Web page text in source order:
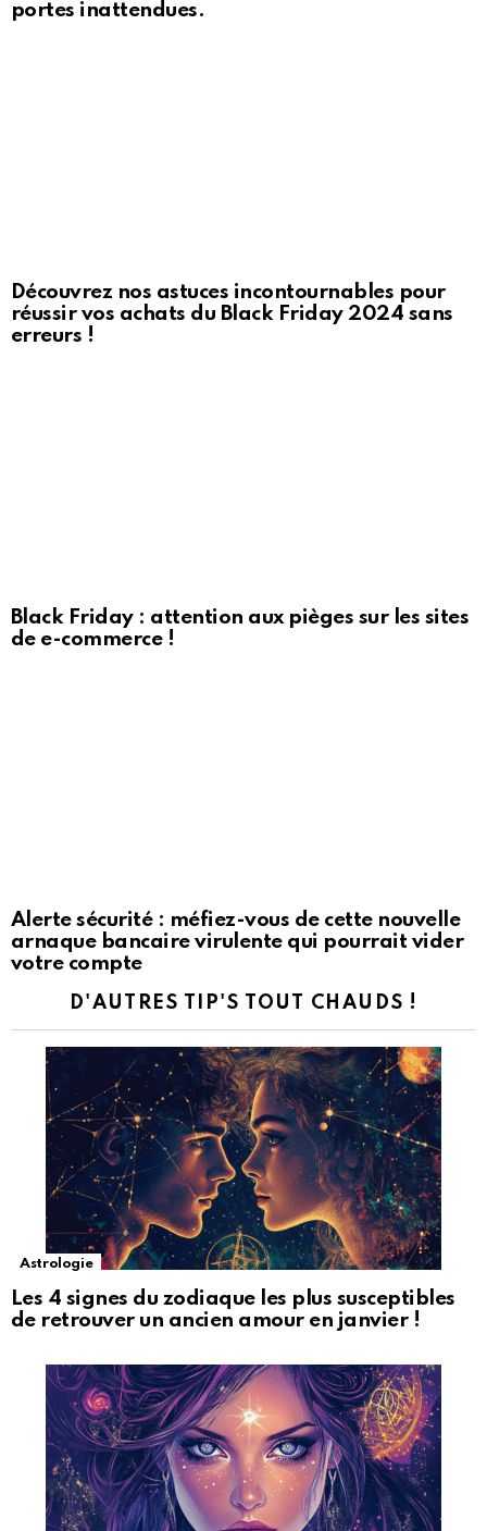
portes inattendues.
Découvrez nos astuces incontournables pour
réussir vos achats du Black Friday 2024 sans
erreurs !
Black Friday : attention aux pièges sur les sites
de e-commerce !
Alerte sécurité : méfiez-vous de cette nouvelle
arnaque bancaire virulente qui pourrait vider
votre compte
D'AUTRES TIP'S TOUT CHAUDS !
Astrologie
Les 4 signes du zodiaque les plus susceptibles
de retrouver un ancien amour en janvier !